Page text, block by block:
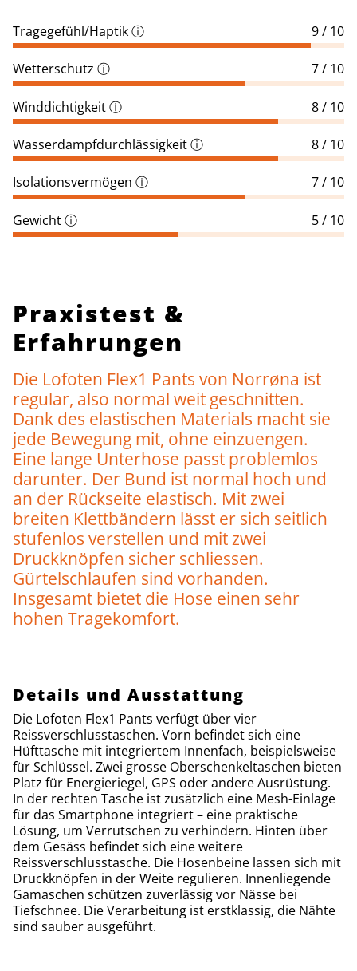
Tragegefühl/Haptikⓘ 9 / 10
Wetterschutz ⓘ 7 / 10
Winddichtigkeitⓘ 8 / 10
Wasserdampfdurchlässigkeitⓘ 8 / 10
Isolationsvermögen ⓘ 7 / 10
Gewichtⓘ 5 / 10
Praxistest &
Erfahrungen
Die Lofoten Flex1 Pants von Norrøna ist
regular, also normal weit geschnitten.
Dank des elastischen Materials macht sie
jede Bewegung mit, ohne einzuengen.
Eine lange Unterhose passt problemlos
darunter. Der Bund ist normal hoch und
an der Rückseite elastisch. Mit zwei
breiten Klettbändern lässt er sich seitlich
stufenlos verstellen und mit zwei
Druckknöpfen sicher schliessen.
Gürtelschlaufen sind vorhanden.
Insgesamt bietet die Hose einen sehr
hohen Tragekomfort.
Details und Ausstattung
Die Lofoten Flex1 Pants verfügt über vier
Reissverschlusstaschen. Vorn befindet sich eine
Hüfttasche mit integriertem Innenfach, beispielsweise
für Schlüssel. Zwei grosse Oberschenkeltaschen bieten
Platz für Energieriegel, GPS oder andere Ausrüstung.
In der rechten Tasche ist zusätzlich eine Mesh-Einlage
für das Smartphone integriert – eine praktische
Lösung, um Verrutschen zu verhindern. Hinten über
dem Gesäss befindet sich eine weitere
Reissverschlusstasche. Die Hosenbeine lassen sich mit
Druckknöpfen in der Weite regulieren. Innenliegende
Gamaschen schützen zuverlässig vor Nässe bei
Tiefschnee. Die Verarbeitung ist erstklassig, die Nähte
sind sauber ausgeführt.